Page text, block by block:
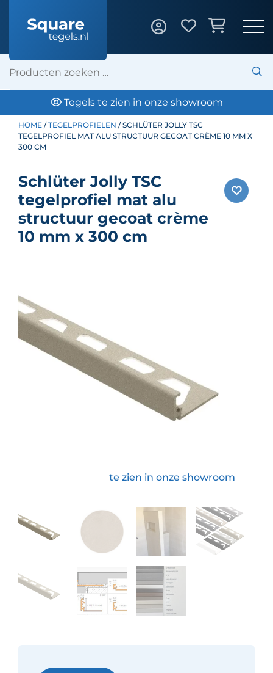
Tegels te zien in onze showroom
HOME /TEGELPROFIELEN / SCHLÜTER JOLLY TSC
TEGELPROFIEL MAT ALU STRUCTUUR GECOAT CRÈME 10 MM X
300 CM
Schlüter Jolly TSC
tegelprofiel mat alu
structuur gecoat crème
10 mm x 300 cm
te zien in onze showroom